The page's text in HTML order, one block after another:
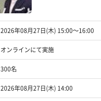
2026年08月27日(木) 15:00〜16:00
オンラインにて実施
300名
2026年08月27日(木) 14:00